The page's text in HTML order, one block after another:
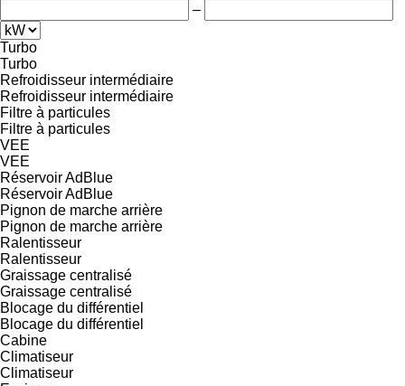
–
Turbo
Turbo
Refroidisseur intermédiaire
Refroidisseur intermédiaire
Filtre à particules
Filtre à particules
VEE
VEE
Réservoir AdBlue
Réservoir AdBlue
Pignon de marche arrière
Pignon de marche arrière
Ralentisseur
Ralentisseur
Graissage centralisé
Graissage centralisé
Blocage du différentiel
Blocage du différentiel
Cabine
Climatiseur
Climatiseur